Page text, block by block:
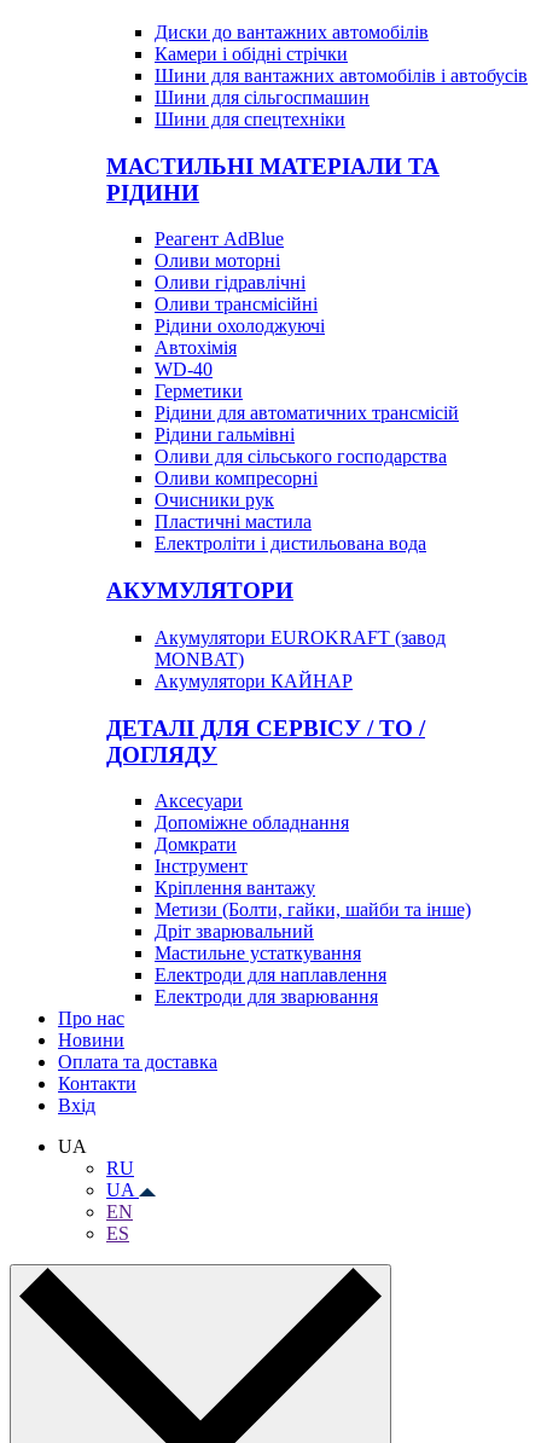
Диски до вантажних автомобілів
Камери і обідні стрічки
Шини для вантажних автомобілів і автобусів
Шини для сільгоспмашин
Шини для спецтехніки
МАСТИЛЬНІ МАТЕРІАЛИ ТА
РІДИНИ
Реагент AdBlue
Оливи моторні
Оливи гідравлічні
Оливи трансмісійні
Рідини охолоджуючі
Автохімія
WD-40
Герметики
Рідини для автоматичних трансмісій
Рідини гальмівні
Оливи для сільського господарства
Оливи компресорні
Очисники рук
Пластичні мастила
Електроліти і дистильована вода
АКУМУЛЯТОРИ
Акумулятори EUROKRAFT (завод
MONBAT)
Акумулятори КАЙНАР
ДЕТАЛІ ДЛЯ СЕРВІСУ / ТО /
ДОГЛЯДУ
Аксесуари
Допоміжне обладнання
Домкрати
Інструмент
Кріплення вантажу
Метизи (Болти, гайки, шайби та інше)
Дріт зварювальний
Мастильне устаткування
Електроди для наплавлення
Електроди для зварювання
Про нас
Новини
Оплата та доставка
Контакти
Вхiд
UA
RU
UA
EN
ES